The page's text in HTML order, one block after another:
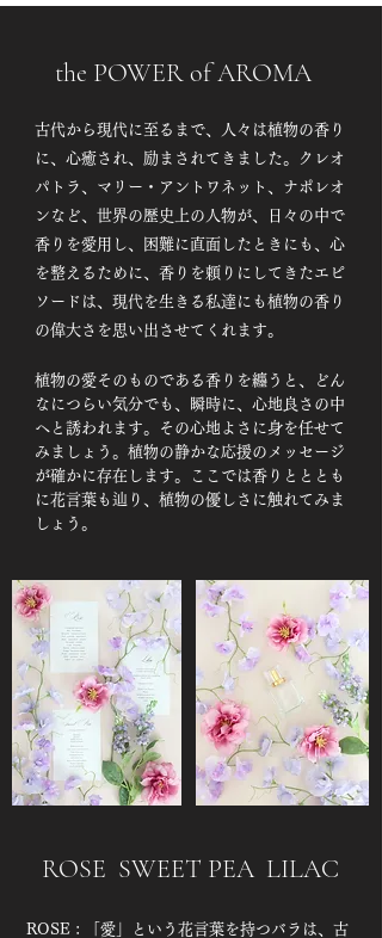
the POWER of AROMA
古代から現代に至るまで、人々は植物の香り
に、心癒され、励まされてきました。クレオ
パトラ、マリー・アントワネット、ナポレオ
ンなど、世界の歴史上の人物が、日々の中で
香りを愛用し、困難に直面したときにも、心
を整えるために、香りを頼りにしてきたエピ
ソードは、現代を生きる私達にも植物の香り
の偉大さを思い出させてくれます。
植物の愛そのものである香りを纏うと、どん
なにつらい気分でも、瞬時に、心地良さの中
へと誘われます。その心地よさに身を任せて
みましょう。植物の静かな応援のメッセージ
が確かに存在します。ここでは香りとととも
に花言葉も辿り、植物の優しさに触れてみま
しょう。
ROSE SWEET PEA LILAC
ROSE : 「愛」という花言葉を持つバラは、古